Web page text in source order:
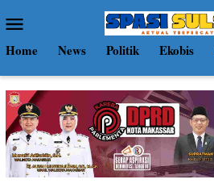
ke
kontenMobile
Home News Politik Ekobis